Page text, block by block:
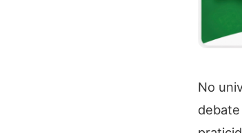
No